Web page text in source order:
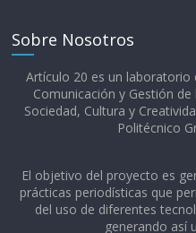
Sobre Nosotros
Artículo 20 es un laboratorio
Comunicación y Gestión
Sociedad, Cultura y
Politécnico
El objetivo del proyecto es
prácticas periodísticas que
del uso de diferentes
generando así